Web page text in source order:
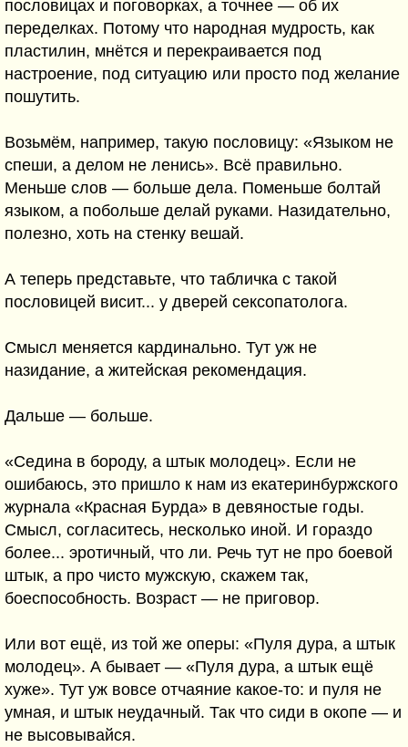
пословицах и поговорках, а точнее — об их
переделках. Потому что народная мудрость, как
пластилин, мнётся и перекраивается под
настроение, под ситуацию или просто под желание
пошутить.
Возьмём, например, такую пословицу: «Языком не
спеши, а делом не ленись». Всё правильно.
Меньше слов — больше дела. Поменьше болтай
языком, а побольше делай руками. Назидательно,
полезно, хоть на стенку вешай.
А теперь представьте, что табличка с такой
пословицей висит... у дверей сексопатолога.
Смысл меняется кардинально. Тут уж не
назидание, а житейская рекомендация.
Дальше — больше.
«Седина в бороду, а штык молодец». Если не
ошибаюсь, это пришло к нам из екатеринбуржского
журнала «Красная Бурда» в девяностые годы.
Смысл, согласитесь, несколько иной. И гораздо
более... эротичный, что ли. Речь тут не про боевой
штык, а про чисто мужскую, скажем так,
боеспособность. Возраст — не приговор.
Или вот ещё, из той же оперы: «Пуля дура, а штык
молодец». А бывает — «Пуля дура, а штык ещё
хуже». Тут уж вовсе отчаяние какое-то: и пуля не
умная, и штык неудачный. Так что сиди в окопе — и
не высовывайся.